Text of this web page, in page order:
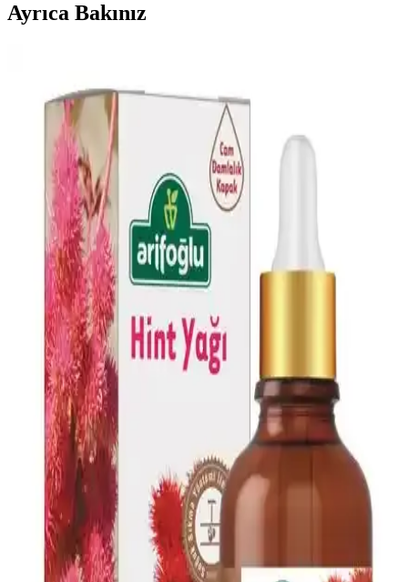
Ayrıca Bakınız
Trendleri
2024 yılında doğal ve bakım kolaylığı sağlayan saç stilleri ön planda
olacak. Trendler henüz net olmasa da, kişisel stil ve moda
gelişmeleri doğrultusunda seçimler yapılabilir.
Dr.C.Tuna Çay Ağacı Yağlı Sos Serumu: Çok Yönlü
Doğal Cilt ve Saç Bakım Ürünü
Doğal içerikli Dr.C.Tuna Çay Ağacı Yağlı Sos Serumu, cilt ve saç
derisi sorunlarına karşı çok yönlü kullanım sağlar, ferahlatıcı etkisi
ve hızlı sonuçlarıyla öne çıkar.
AVIDERM Lavanta Yağ Spreyi: Doğal ve Etkili Saç
Bakım Çözümü
AVIDERM lavanta yağı spreyi, doğal içeriklerle saçlara hafiflik,
parlaklık ve hoş koku kazandırır. Suya dayanıklı formülüyle tüm saç
tipleriyle uyum sağlar, saç derisini rahatlatır ve günlük bakımda
pratik kullanım sunar.
Doğalca Kojik Asit Sabunu: Leke Karşıtı ve Cilt
Tonunu Eşitleyen Doğal Temizlik Ürünü
Doğalca Kojik Asit Sabunu, doğal içerikleriyle leke karşıtı ve cilt
tonunu eşitleyen etkili bir temizlik sağlar, güvenli ve dermatolojik
testlerle onaylanmıştır.